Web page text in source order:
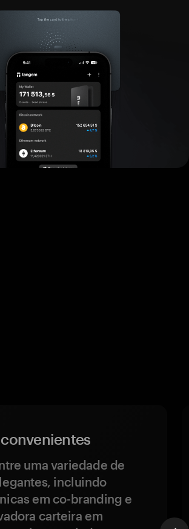
uma variedade de
incluindo
em co-branding e
carteira em